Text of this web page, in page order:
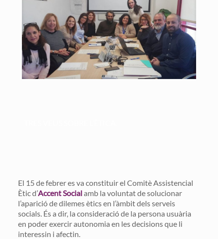
El 15 de febrer es va constituir el Comitè Assistencial
Ètic d’Accent Socialamb la voluntat de solucionar
l’aparició de dilemes ètics en l’àmbit dels serveis
socials. És a dir, la consideració de la persona usuària
en poder exercir autonomia en les decisions que li
interessin i afectin.